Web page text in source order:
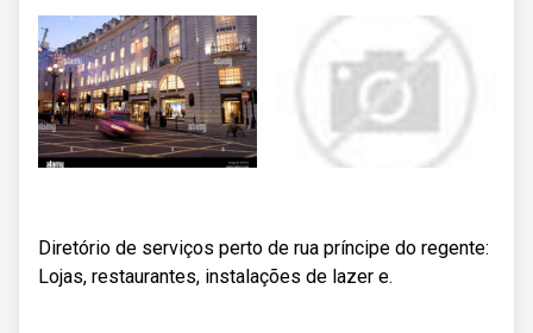
Diretório de serviços perto de rua príncipe do regente:
Lojas, restaurantes, instalações de lazer e.